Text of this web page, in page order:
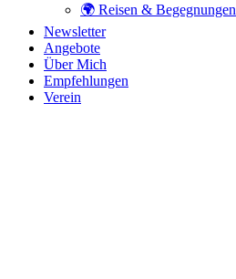
🌍 Reisen & Begegnungen
Newsletter
Angebote
Über Mich
Empfehlungen
Verein